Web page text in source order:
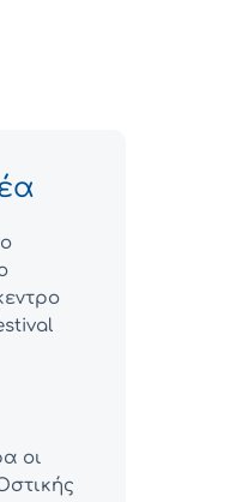
οι